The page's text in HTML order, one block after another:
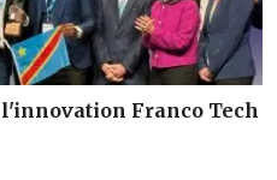
Franco Tech